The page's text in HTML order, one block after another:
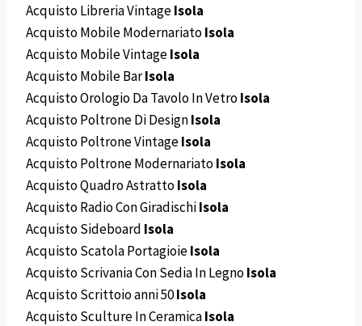
Acquisto Libreria VintageIsola
Acquisto Mobile ModernariatoIsola
Acquisto Mobile VintageIsola
Acquisto Mobile BarIsola
Acquisto Orologio Da Tavolo In VetroIsola
Acquisto Poltrone Di DesignIsola
Acquisto Poltrone VintageIsola
Acquisto Poltrone ModernariatoIsola
Acquisto Quadro AstrattoIsola
Acquisto Radio Con GiradischiIsola
Acquisto Sideboard Isola
Acquisto Scatola PortagioieIsola
Acquisto Scrivania Con Sedia In LegnoIsola
Acquisto Scrittoio anni 50Isola
Acquisto Sculture In CeramicaIsola